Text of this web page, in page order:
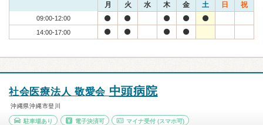
月 火 水 木 金 土 日 祝
09:00-12:00
14:00-17:00
社会医療法人 敬愛会 中頭病院
沖縄県沖縄市登川
駐車場あり 電子決済可 マイナ受付 (スマホ可)